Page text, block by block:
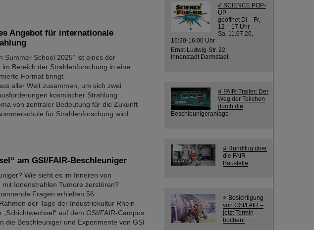
Angebot für internationale
Summer School 2025“ ist eines der
Bereich der Strahlenforschung in eine
Format bringt
aller Welt zusammen, um sich zwei
kosmischer Strahlung
von zentraler Bedeutung für die Zukunft
für Strahlenforschung wird
am GSI/FAIR-Beschleuniger
Wie sieht es im Inneren von
Ionenstrahlen Tumore zerstören?
Fragen erhielten 56
der Tage der Industriekultur Rhein-
auf dem GSI/FAIR-Campus
die Beschleuniger und Experimente von GSI
SCIENCE POP-
UP
geöffnet Di – Fr,
12 – 17 Uhr
Sa, 11.07.26,
10:30-16:00 Uhr
Ernst-Ludwig-Str. 22
Innenstadt Darmstadt
FAIR-Trailer: Der
Weg der Teilchen
durch die
Beschleunigeranlage
Rundflug über
die FAIR-
Baustelle
Besichtigung
von GSI/FAIR –
jetzt Termin
buchen!